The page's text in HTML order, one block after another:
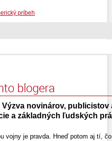
príbeh
blogera
Výzva novinárov, publicistov
a základných ľudských
vojny je pravda. Hneď potom aj tí,